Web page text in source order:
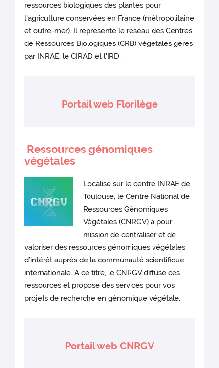
ressources biologiques des plantes pour
l'agriculture conservées en France (métropolitaine
et outre-mer). Il représente le réseau des Centres
de Ressources Biologiques (CRB) végétales gérés
par INRAE, le CIRAD et l'IRD.
Portail web Florilège
Ressources génomiques
végétales
Localisé sur le centre INRAE de
Toulouse, le Centre National de
Ressources Génomiques
Végétales (CNRGV) a pour
mission de centraliser et de
valoriser des ressources génomiques végétales
d’intérêt auprès de la communauté scientifique
internationale. A ce titre, le CNRGV diffuse ces
ressources et propose des services pour vos
projets de recherche en génomique végétale.
Portail web CNRGV